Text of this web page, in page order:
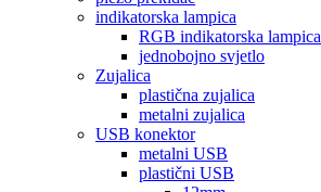
indikatorska lampica
RGB indikatorska lampica
jednobojno svjetlo
Zujalica
plastična zujalica
metalni zujalica
USB konektor
metalni USB
plastični USB